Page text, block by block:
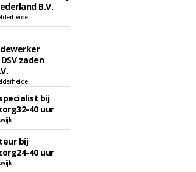
B.V.
zaden
bij
40 uur
bij
40 uur